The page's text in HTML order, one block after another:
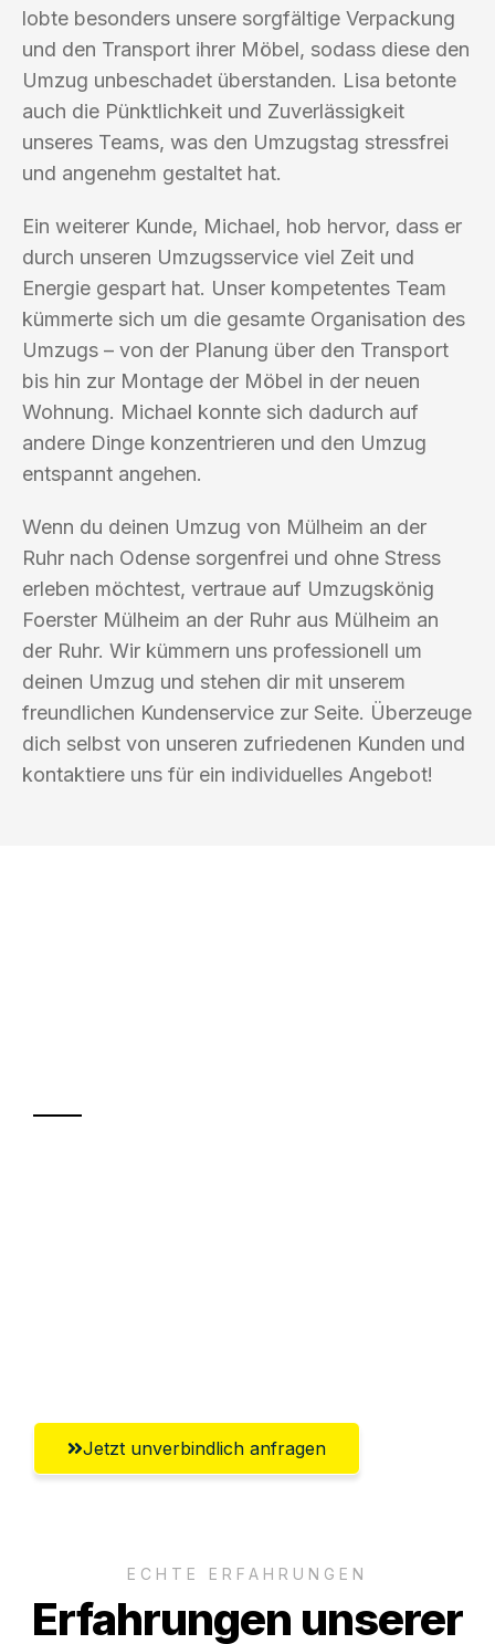
lobte besonders unsere sorgfältige Verpackung
und den Transport ihrer Möbel, sodass diese den
Umzug unbeschadet überstanden. Lisa betonte
auch die Pünktlichkeit und Zuverlässigkeit
unseres Teams, was den Umzugstag stressfrei
und angenehm gestaltet hat.
Ein weiterer Kunde, Michael, hob hervor, dass er
durch unseren Umzugsservice viel Zeit und
Energie gespart hat. Unser kompetentes Team
kümmerte sich um die gesamte Organisation des
Umzugs – von der Planung über den Transport
bis hin zur Montage der Möbel in der neuen
Wohnung. Michael konnte sich dadurch auf
andere Dinge konzentrieren und den Umzug
entspannt angehen.
Wenn du deinen Umzug von Mülheim an der
Ruhr nach Odense sorgenfrei und ohne Stress
erleben möchtest, vertraue auf Umzugskönig
Foerster Mülheim an der Ruhr aus Mülheim an
der Ruhr. Wir kümmern uns professionell um
deinen Umzug und stehen dir mit unserem
freundlichen Kundenservice zur Seite. Überzeuge
dich selbst von unseren zufriedenen Kunden und
kontaktiere uns für ein individuelles Angebot!
Jetzt unverbindlich anfragen
ECHTE ERFAHRUNGEN
Erfahrungen unserer